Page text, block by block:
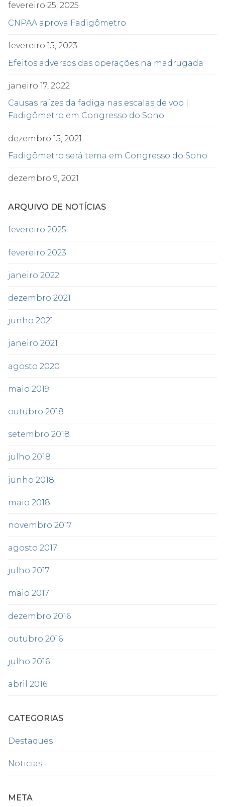
fevereiro 25, 2025
CNPAA aprova Fadigômetro
fevereiro 15, 2023
Efeitos adversos das operações na madrugada
janeiro 17, 2022
Causas raízes da fadiga nas escalas de voo |
Fadigômetro em Congresso do Sono
dezembro 15, 2021
Fadigômetro será tema em Congresso do Sono
dezembro 9, 2021
ARQUIVO DE NOTÍCIAS
fevereiro 2025
fevereiro 2023
janeiro 2022
dezembro 2021
junho 2021
janeiro 2021
agosto 2020
maio 2019
outubro 2018
setembro 2018
julho 2018
junho 2018
maio 2018
novembro 2017
agosto 2017
julho 2017
maio 2017
dezembro 2016
outubro 2016
julho 2016
abril 2016
CATEGORIAS
Destaques
Noticias
META